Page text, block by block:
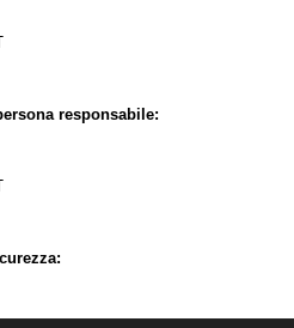
responsabile: